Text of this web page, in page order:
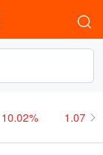
10.02% 1.07